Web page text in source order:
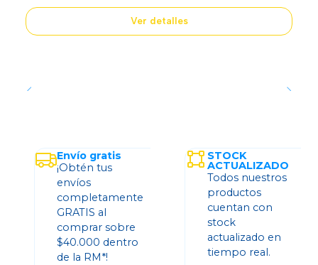
Ver detalles
Envío gratis
¡Obtén tus
envíos
completamente
GRATIS al
comprar sobre
$40.000 dentro
de la RM*!
STOCK
ACTUALIZADO
Todos nuestros
productos
cuentan con
stock
actualizado en
tiempo real.